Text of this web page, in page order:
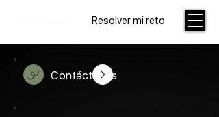
Resolver mi reto
Contáctanos